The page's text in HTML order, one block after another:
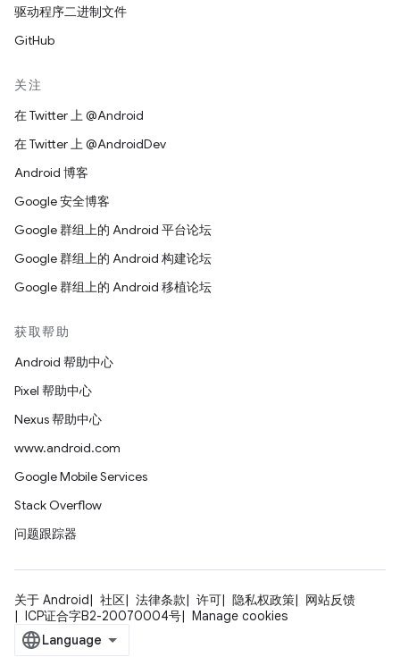
驱动程序二进制文件
GitHub
关注
在 Twitter 上 @Android
在 Twitter 上 @AndroidDev
Android 博客
Google 安全博客
Google 群组上的 Android 平台论坛
Google 群组上的 Android 构建论坛
Google 群组上的 Android 移植论坛
获取帮助
Android 帮助中心
Pixel 帮助中心
Nexus 帮助中心
www.android.com
Google Mobile Services
Stack Overflow
问题跟踪器
关于 Android 社区 法律条款 许可 隐私权政策
网站反馈
ICP证合字B2-20070004号
Manage cookies